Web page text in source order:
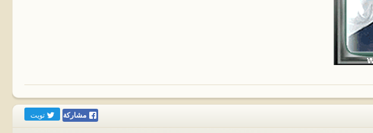
مشاركة تويت